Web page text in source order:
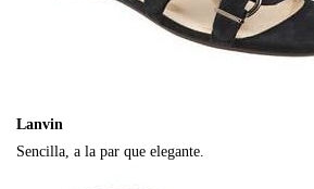
Lanvin
Sencilla, a la par que elegante.